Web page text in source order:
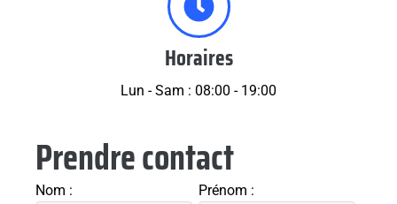
Horaires
Lun - Sam : 08:00 - 19:00
Prendre contact
Nom : Prénom :